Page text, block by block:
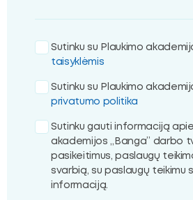
Sutinku su Plaukimo
taisyklėmis
Sutinku su Plaukimo
privatumo politika
Sutinku gauti informaciją
akademijos „Banga” darbo
pasikeitimus, paslaugų
svarbią, su paslaugų teikimu
informaciją.